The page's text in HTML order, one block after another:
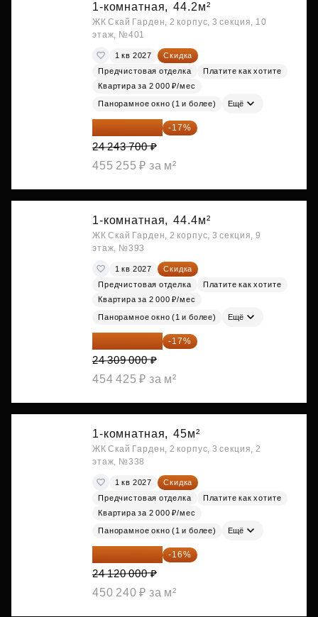
1-комнатная, 44.2м²
ЖК Скай Гарден, 2 корпус, 3 секция, 10
этаж, №401
1 кв 2027
Скидка
Предчистовая отделка
Платите как хотите
Квартира за 2 000 ₽/мес
Панорамное окно (1 и более) Ещё
20 122 271 ₽ -17%
24 243 700 ₽
455 255 ₽ за м²
1-комнатная, 44.4м²
ЖК Скай Гарден, 2 корпус, 3 секция, 9
этаж, №393
1 кв 2027
Скидка
Предчистовая отделка
Платите как хотите
Квартира за 2 000 ₽/мес
Панорамное окно (1 и более) Ещё
20 176 470 ₽ -17%
24 309 000 ₽
454 425 ₽ за м²
1-комнатная, 45м²
ЖК Скай Гарден, 2 корпус, 3 секция, 2
этаж, №338
1 кв 2027
Скидка
Предчистовая отделка
Платите как хотите
Квартира за 2 000 ₽/мес
Панорамное окно (1 и более) Ещё
20 260 800 ₽ -16%
24 120 000 ₽
450 240 ₽ за м²